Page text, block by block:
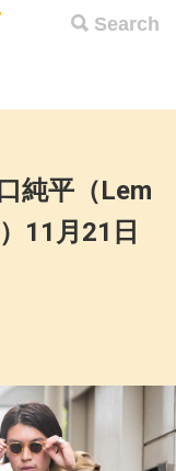
Search
純平（Lem
11月21日